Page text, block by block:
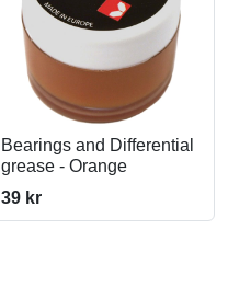
Bearings and Differential
grease - Orange
39 kr